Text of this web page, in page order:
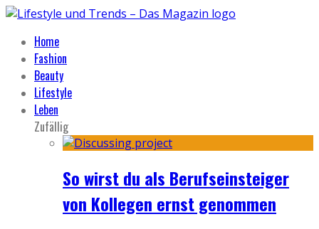
Home
Fashion
Beauty
Lifestyle
Leben
Zufällig
So wirst du als Berufseinsteiger
von Kollegen ernst genommen